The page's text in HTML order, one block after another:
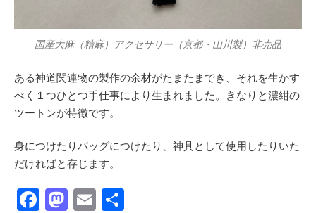
国産大麻（精麻）アクセサリー（京都・山川製）非売品
ある神道関連物の製作の余材がたまたまでき、それを生かす
べく１つひとつ手仕事により生まれました。きなりと濃紺の
ツートンが特徴です。
身につけたりバッグにつけたり、神具として使用したりいた
だければと存じます。
F
M
E